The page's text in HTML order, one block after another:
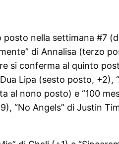
nella settimana #7
di Annalisa (terzo
si conferma al quinto
Lipa (sesto posto, +2),
al nono posto) e “100
“No Angels” di Justin